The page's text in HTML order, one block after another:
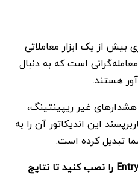
بیش از یک ابزار معاملاتی
است که به دنبال
هستند.
غیر ریپینتینگ،
این اندیکاتور آن را به
تبدیل کرده است.
را نصب کنید تا نتایج